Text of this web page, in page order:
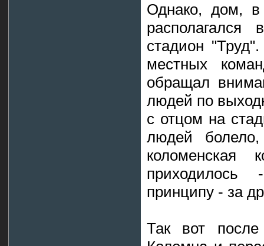
Однако, дом,
стадион
местных
обращал
людей по
с отцом на
людей
коломенская
принципу - за
Так вот